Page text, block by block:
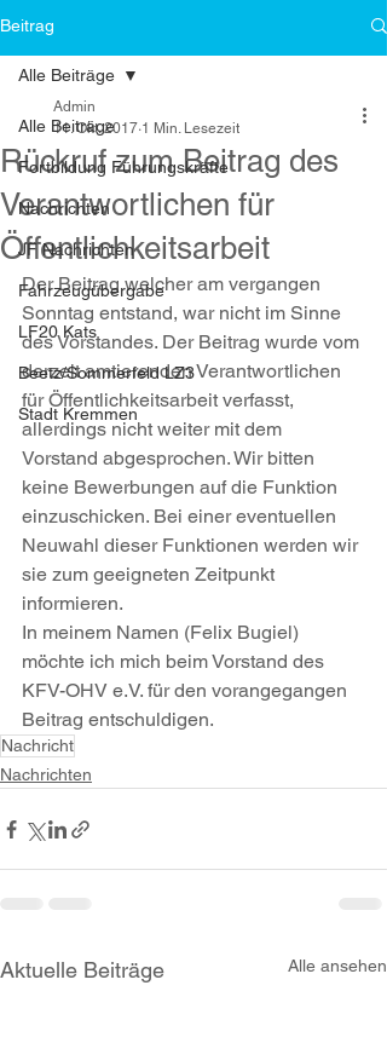
Beitrag
Alle Beiträge
Fortbildung Führungskräfte
Nachrichten
JF Nachrichten
Fahrzeugübergabe
LF20 Kats
Beetz/Sommerfeld LZ3
Stadt Kremmen
Alle Beiträge
Rückruf zum Beitrag des
Verantwortlichen für
Öffentlichkeitsarbeit
Admin
11. Okt. 2017 1 Min. Lesezeit
Der Beitrag welcher am vergangen
Sonntag entstand, war nicht im Sinne
des Vorstandes. Der Beitrag wurde vom
derzeit amtierenden Verantwortlichen
für Öffentlichkeitsarbeit verfasst,
allerdings nicht weiter mit dem
Vorstand abgesprochen. Wir bitten
keine Bewerbungen auf die Funktion
einzuschicken. Bei einer eventuellen
Neuwahl dieser Funktionen werden wir
sie zum geeigneten Zeitpunkt
informieren.
In meinem Namen (Felix Bugiel)
möchte ich mich beim Vorstand des
KFV-OHV e.V. für den vorangegangen
Beitrag entschuldigen.
Nachricht
Nachrichten
Aktuelle Beiträge Alle ansehen